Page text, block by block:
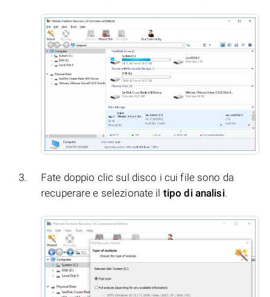
Fate doppio clic sul disco i cui file sono da
recuperare e selezionate il tipo di analisi.